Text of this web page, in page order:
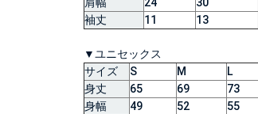
肩幅
24 30
袖丈
11 13
▼ユニセックス
サイズ
S M L
身丈
65 69 73
身幅
49 52 55